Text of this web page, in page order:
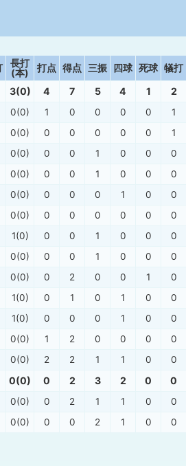
長打
(本)
打点 得点 三振 四球 死球 犠打
3(0) 4 7 5 4 1 2
0(0) 1 0 0 0 0 1
0(0) 0 0 0 0 0 1
0(0) 0 0 1 0 0 0
0(0) 0 0 1 0 0 0
0(0) 0 0 0 1 0 0
0(0) 0 0 0 0 0 0
1(0) 0 0 1 0 0 0
0(0) 0 0 1 0 0 0
0(0) 0 2 0 0 1 0
1(0) 0 1 0 1 0 0
1(0) 0 0 0 1 0 0
0(0) 1 2 0 0 0 0
0(0) 2 2 1 1 0 0
0(0) 0 2 3 2 0 0
0(0) 0 2 1 1 0 0
0(0) 0 0 2 1 0 0